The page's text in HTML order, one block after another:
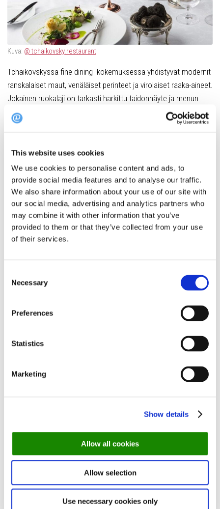
This website uses cookies
We use cookies to personalise content and ads, to
provide social media features and to analyse our traffic.
We also share information about your use of our site with
our social media, advertising and analytics partners who
may combine it with other information that you’ve
provided to them or that they’ve collected from your use
of their services.
Selection
Necessary
Preferences
Statistics
Marketing
Show details
Allow all cookies
Allow selection
Use necessary cookies only
Kuva: @ tchaikovsky.restaurant
Tchaikovskyssa fine dining -kokemuksessa yhdistyvät modernit
ranskalaiset maut, venäläiset perinteet ja virolaiset raaka-aineet.
Jokainen ruokalaji on tarkasti harkittu taidonnäyte ja menun
erikoisuutena on laaja valikoima kaviaaria. Parhaan mahdollisen
kokemuksen takaa 6 ruokalajin maistelumenu.
Varaa pöytä – Tchaikovsky
Gianni – aitoja makuja Italiasta
Gianni on toiminut jo yli kymmenen vuoden ajan ja taso on
olla varma, että täällä pääset maistamaan autenttisia italialaisia
makuja.
Jõe 4a, 10151 Tallinna
Varaa pöytä – Gianni